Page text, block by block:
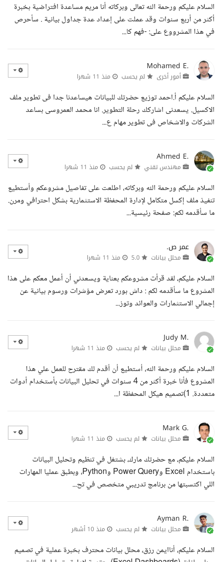
السلام عليكم ورحمة الله تعالى وبركاته أنا مريم مساعدة افتراضية بخبرة
أكثر من أربع سنوات وقد عملت على إعداد عدة جداول بيانية . سأحرص
في هذا المشرووع على: -فهم كا...
Mohamed E.
أمور أخرى لم يحسب منذ 11 شهرا
السلام عليكم أ.احمد توزيع حضرتك للبيانات هيساعدنا جدا فى تطوير ملف
الاكسيل. يسعدنى اشاركك رحلة التطوير. انا محمد العمروسى بساعد
الشركات والاشخاص فى تطوير مهام ع...
Ahmed E.
مهندس تقني لم يحسب منذ 11 شهرا
السلام عليكم ورحمة الله وبركاته، اطلعت على تفاصيل مشروعكم وأستطيع
تنفيذ ملف إكسل متكامل لإدارة المحفظة الاستثمارية بشكل احترافي ومرن.
ما سأقدمه لكم: صفحة رئيسية...
عمر ص.
محلل بيانات منذ 11 شهرا
السلام عليكم، لقد قرأت مشروعكم بعناية ويسعدني أن أعمل معكم على هذا
المشروع ما سأقدمه لكم : داش بورد تعرض مؤشرات ورسوم بيانية عن
إجمالي الاستثمارات والعوائد وتوز...
Judy M.
محلل بيانات لم يحسب منذ 11 شهرا
السلام عليكم ورحمة الله، أستطيع أن أقدم لك مقترح للعمل علي هذا
المشروع فأنا خبرة أكثر من 4 سنوات في تحليل البيانات بأستخدام أدوات
متعددة. 1)تصميم هيكل المحفظة ا...
Mark G.
محلل بيانات لم يحسب منذ 11 شهرا
السلام عليكم، مع حضرتك مارك، بشتغل في تنظيم وتحليل البيانات
باستخدام Excel وPower Query وPython، وبطبق عمليا المهارات
اللي اكتسبتها من برنامج تدريبي متخصص في تح...
Ayman R.
محلل بيانات لم يحسب منذ 10 أشهر
السلام عليكم، أناايمن رزق، محلل بيانات محترف بخبرة عملية في تصميم